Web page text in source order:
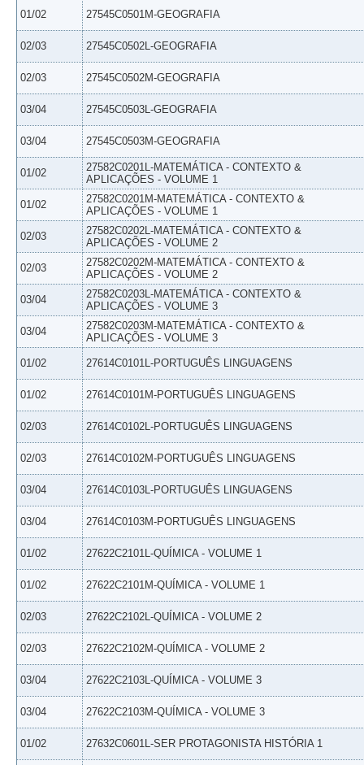
01/02 27545C0501M-GEOGRAFIA
02/03 27545C0502L-GEOGRAFIA
02/03 27545C0502M-GEOGRAFIA
03/04 27545C0503L-GEOGRAFIA
03/04 27545C0503M-GEOGRAFIA
01/02
27582C0201L-MATEMÁTICA - CONTEXTO &
APLICAÇÕES - VOLUME 1
01/02
27582C0201M-MATEMÁTICA - CONTEXTO &
APLICAÇÕES - VOLUME 1
02/03
27582C0202L-MATEMÁTICA - CONTEXTO &
APLICAÇÕES - VOLUME 2
02/03
27582C0202M-MATEMÁTICA - CONTEXTO &
APLICAÇÕES - VOLUME 2
03/04
27582C0203L-MATEMÁTICA - CONTEXTO &
APLICAÇÕES - VOLUME 3
03/04
27582C0203M-MATEMÁTICA - CONTEXTO &
APLICAÇÕES - VOLUME 3
01/02 27614C0101L-PORTUGUÊS LINGUAGENS
01/02 27614C0101M-PORTUGUÊS LINGUAGENS
02/03 27614C0102L-PORTUGUÊS LINGUAGENS
02/03 27614C0102M-PORTUGUÊS LINGUAGENS
03/04 27614C0103L-PORTUGUÊS LINGUAGENS
03/04 27614C0103M-PORTUGUÊS LINGUAGENS
01/02 27622C2101L-QUÍMICA - VOLUME 1
01/02 27622C2101M-QUÍMICA - VOLUME 1
02/03 27622C2102L-QUÍMICA - VOLUME 2
02/03 27622C2102M-QUÍMICA - VOLUME 2
03/04 27622C2103L-QUÍMICA - VOLUME 3
03/04 27622C2103M-QUÍMICA - VOLUME 3
01/02 27632C0601L-SER PROTAGONISTA HISTÓRIA 1